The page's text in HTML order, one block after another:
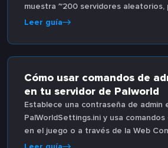
muestra ~200 servidores aleatorios,
requiere una conexión directa.
Leer guía
Cómo usar comandos de
en tu servidor de Palworld
Establece una contraseña de admin
PalWorldSettings.ini y usa
en el juego o a través de la Web
servidor de Palworld.